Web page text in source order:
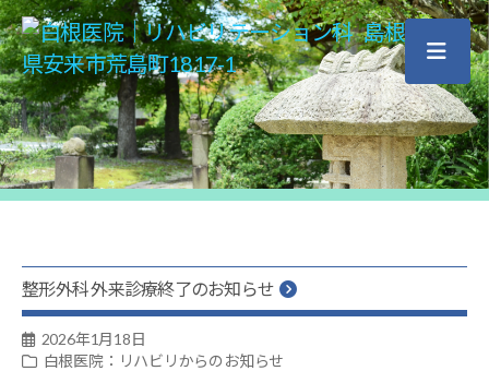
白
根
医
院
ハ
ビ
リ
整形外科 外来診療終了のお知らせ
2026年1月18日
白根医院：リハビリからのお知らせ